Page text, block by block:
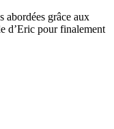
abordées grâce aux
d’Eric pour finalement